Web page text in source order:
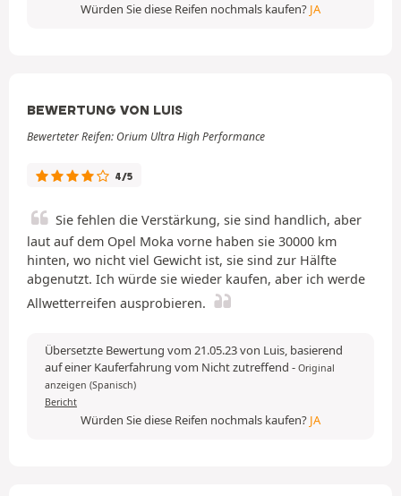
Würden Sie diese Reifen nochmals kaufen? JA
BEWERTUNG VON LUIS
Bewerteter Reifen: Orium Ultra High Performance
4/5
Sie fehlen die Verstärkung, sie sind handlich, aber
laut auf dem Opel Moka vorne haben sie 30000 km
hinten, wo nicht viel Gewicht ist, sie sind zur Hälfte
abgenutzt. Ich würde sie wieder kaufen, aber ich werde
Allwetterreifen ausprobieren.
Übersetzte Bewertung vom 21.05.23 von Luis, basierend
auf einer Kauferfahrung vom Nicht zutreffend - Original
anzeigen (Spanisch)
Bericht
Würden Sie diese Reifen nochmals kaufen? JA